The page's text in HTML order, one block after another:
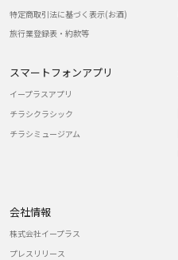
特定商取引法に基づく表示(お酒)
旅行業登録表・約款等
スマートフォンアプリ
イープラスアプリ
チラシクラシック
チラシミュージアム
会社情報
株式会社イープラス
プレスリリース